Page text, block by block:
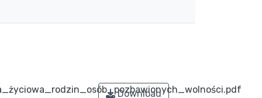
Download